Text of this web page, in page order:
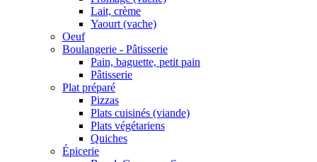
Lait, crème
Yaourt (vache)
Oeuf
Boulangerie - Pâtisserie
Pain, baguette, petit pain
Pâtisserie
Plat préparé
Pizzas
Plats cuisinés (viande)
Plats végétariens
Quiches
Épicerie